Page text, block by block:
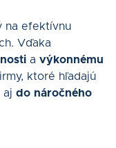
na efektívnu
Vďaka
a výkonnému
ktoré hľadajú
aj do náročného